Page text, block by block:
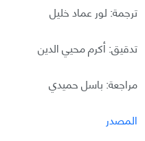
ترجمة: لور عماد خليل
تدقيق: أكرم محيي الدين
مراجعة: باسل حميدي
المصدر